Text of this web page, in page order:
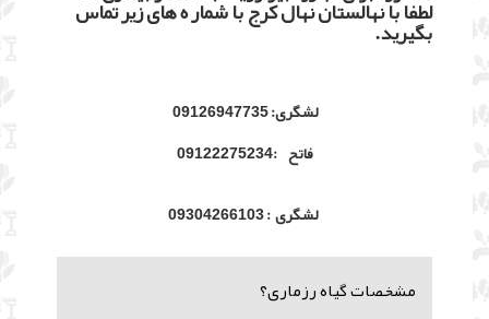
لطفا با نهالستان نهال کرج با شمار ه های زیر تماس
بگیرید.
لشگری: 09126947735
فاتح :09122275234
لشگری : 09304266103
مشخصات گیاه رزماری؟